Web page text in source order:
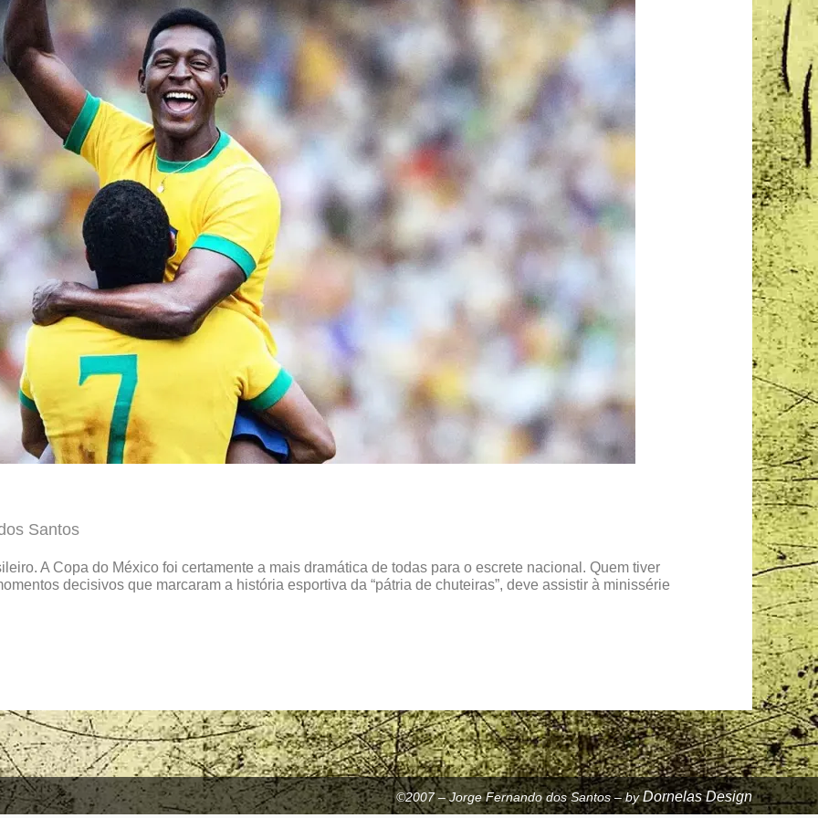
Santos
A Copa do México foi certamente a mais dramática de todas para o escrete nacional. Quem tiver
decisivos que marcaram a história esportiva da “pátria de chuteiras”, deve assistir à minissérie
©2007 – Jorge Fernando dos Santos – byDornelas Design